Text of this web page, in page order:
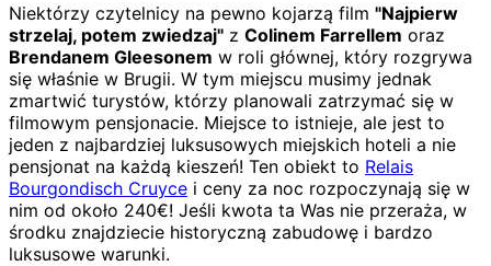
Niektórzy czytelnicy na pewno kojarzą film "Najpierw
strzelaj, potem zwiedzaj" z Colinem Farrellem oraz
Brendanem Gleesonem w roli głównej, który rozgrywa
się właśnie w Brugii. W tym miejscu musimy jednak
zmartwić turystów, którzy planowali zatrzymać się w
filmowym pensjonacie. Miejsce to istnieje, ale jest to
jeden z najbardziej luksusowych miejskich hoteli a nie
pensjonat na każdą kieszeń! Ten obiekt to Relais
Bourgondisch Cruyce i ceny za noc rozpoczynają się w
nim od około 240€! Jeśli kwota ta Was nie przeraża, w
środku znajdziecie historyczną zabudowę i bardzo
luksusowe warunki.